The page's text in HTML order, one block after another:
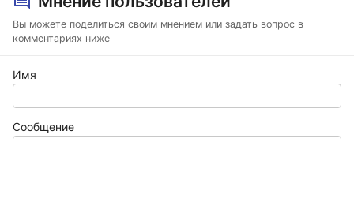
Вы можете поделиться своим мнением или задать вопрос в
комментариях ниже
Имя
Сообщение